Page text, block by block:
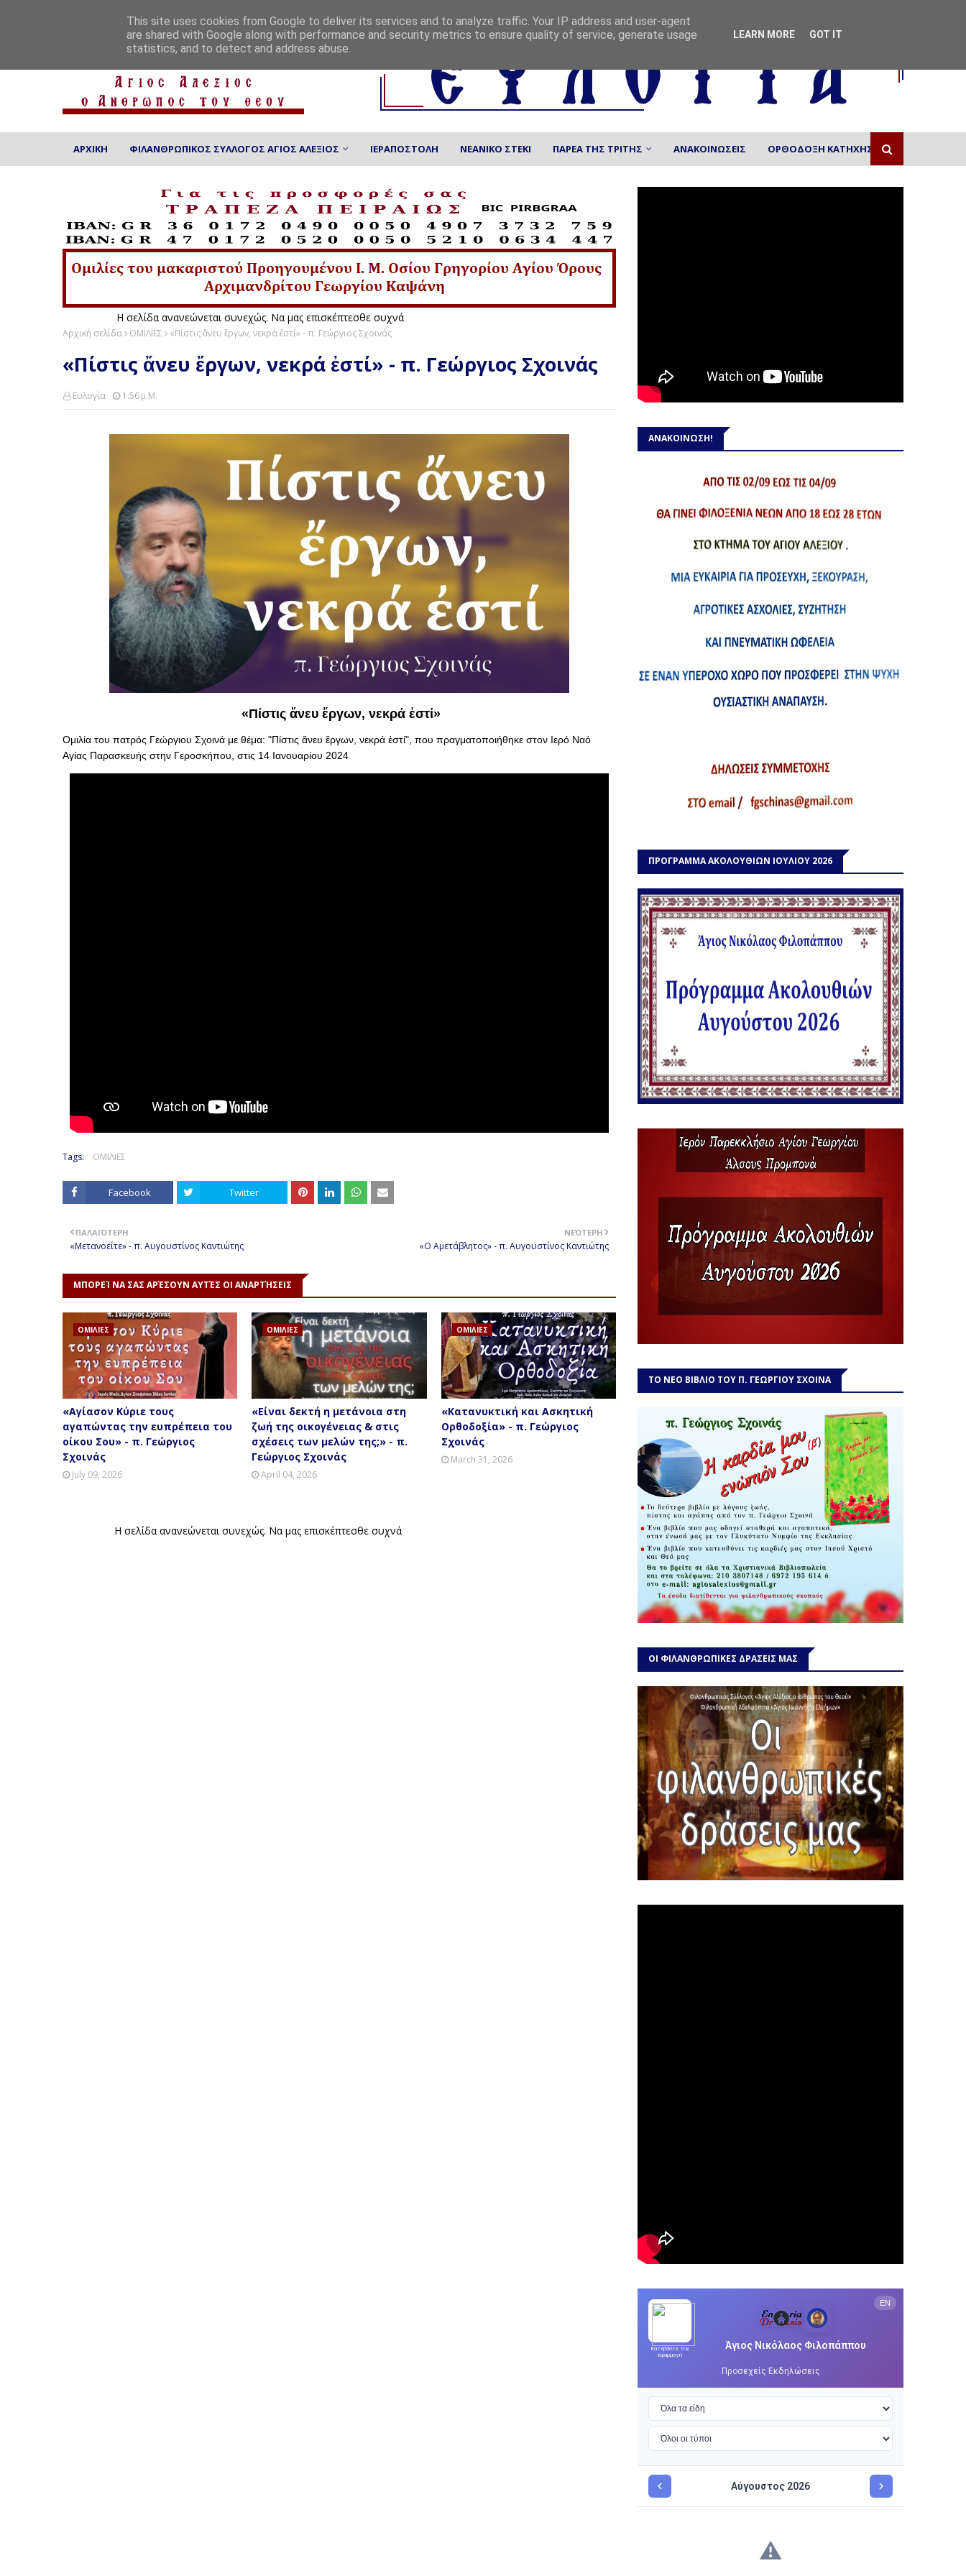
ΑΡΧΙΚΗ ΦΙΛΑΝΘΡΩΠΙΚΟΣ ΣΥΛΛΟΓΟΣ ΑΓΙΟΣ ΑΛΕΞΙΟΣ ΙΕΡΑΠΟΣΤΟΛΗ ΝΕΑΝΙΚΟ ΣΤΕΚΙ ΠΑΡΕΑ ΤΗΣ ΤΡΙΤΗΣ ΑΝΑΚΟΙΝΩΣΕΙΣ ΟΡΘΟΔΟΞΗ ΚΑΤΗΧΗΣΗ
Η σελίδα ανανεώνεται συνεχώς. Να μας επισκέπτεσθε συχνά
Αρχική σελίδα ΟΜΙΛΙΕΣ «Πίστις ἄνευ ἔργων, νεκρά ἐστί» - π. Γεώργιος Σχοινάς
«Πίστις ἄνευ ἔργων, νεκρά ἐστί» - π. Γεώργιος Σχοινάς
Ευλογία 1:56 Μ.μ.
«Πίστις ἄνευ ἔργων, νεκρά ἐστί»
Ομιλία του πατρός Γεώργιου Σχοινά με θέμα: "Πίστις ἄνευ ἔργων, νεκρά ἐστί", που πραγματοποιήθηκε στον Ιερό Ναό
Αγίας Παρασκευής στην Γεροσκήπου, στις 14 Ιανουαρίου 2024
Tags: ΟΜΙΛΙΕΣ
Facebook Twitter
ΝΕΌΤΕΡΗ
«Ο Αμετάβλητος» - π. Αυγουστίνος Καντιώτης
ΠΑΛΑΙΌΤΕΡΗ
«Μετανοείτε» - π. Αυγουστίνος Καντιώτης
ΜΠΟΡΕΊ ΝΑ ΣΑΣ ΑΡΈΣΟΥΝ ΑΥΤΈΣ ΟΙ ΑΝΑΡΤΉΣΕΙΣ
ΟΜΙΛΙΕΣ
«Αγίασον Κύριε τους
αγαπώντας την ευπρέπεια του
οίκου Σου» - π. Γεώργιος
Σχοινάς
July 09, 2026
ΟΜΙΛΙΕΣ
«Είναι δεκτή η μετάνοια στη
ζωή της οικογένειας & στις
σχέσεις των μελών της;» - π.
Γεώργιος Σχοινάς
April 04, 2026
ΟΜΙΛΙΕΣ
«Κατανυκτική και Ασκητική
Ορθοδοξία» - π. Γεώργιος
Σχοινάς
March 31, 2026
Η σελίδα ανανεώνεται συνεχώς. Να μας επισκέπτεσθε συχνά
ΑΝΑΚΟΙΝΩΣΗ!
ΠΡΟΓΡΑΜΜΑ ΑΚΟΛΟΥΘΙΩΝ ΙΟΥΛΙΟΥ 2026
ΤΟ ΝΕΟ ΒΙΒΛΙΟ ΤΟΥ Π. ΓΕΩΡΓΙΟΥ ΣΧΟΙΝΑ
ΟΙ ΦΙΛΑΝΘΡΩΠΙΚΕΣ ΔΡΑΣΕΙΣ ΜΑΣ
This site uses cookies from Google to deliver its services and to analyze traffic. Your IP address and user-agent
are shared with Google along with performance and security metrics to ensure quality of service, generate usage
statistics, and to detect and address abuse.
LEARN MORE GOT IT